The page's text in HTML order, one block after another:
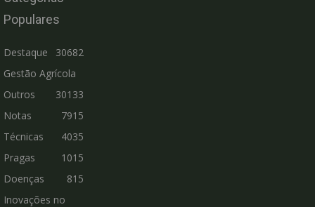
Populares
Destaque
30682
Gestão Agrícola
30133
Outros
7915
Notas
Técnicas
4035
Pragas
1015
Doenças
815
Inovações no